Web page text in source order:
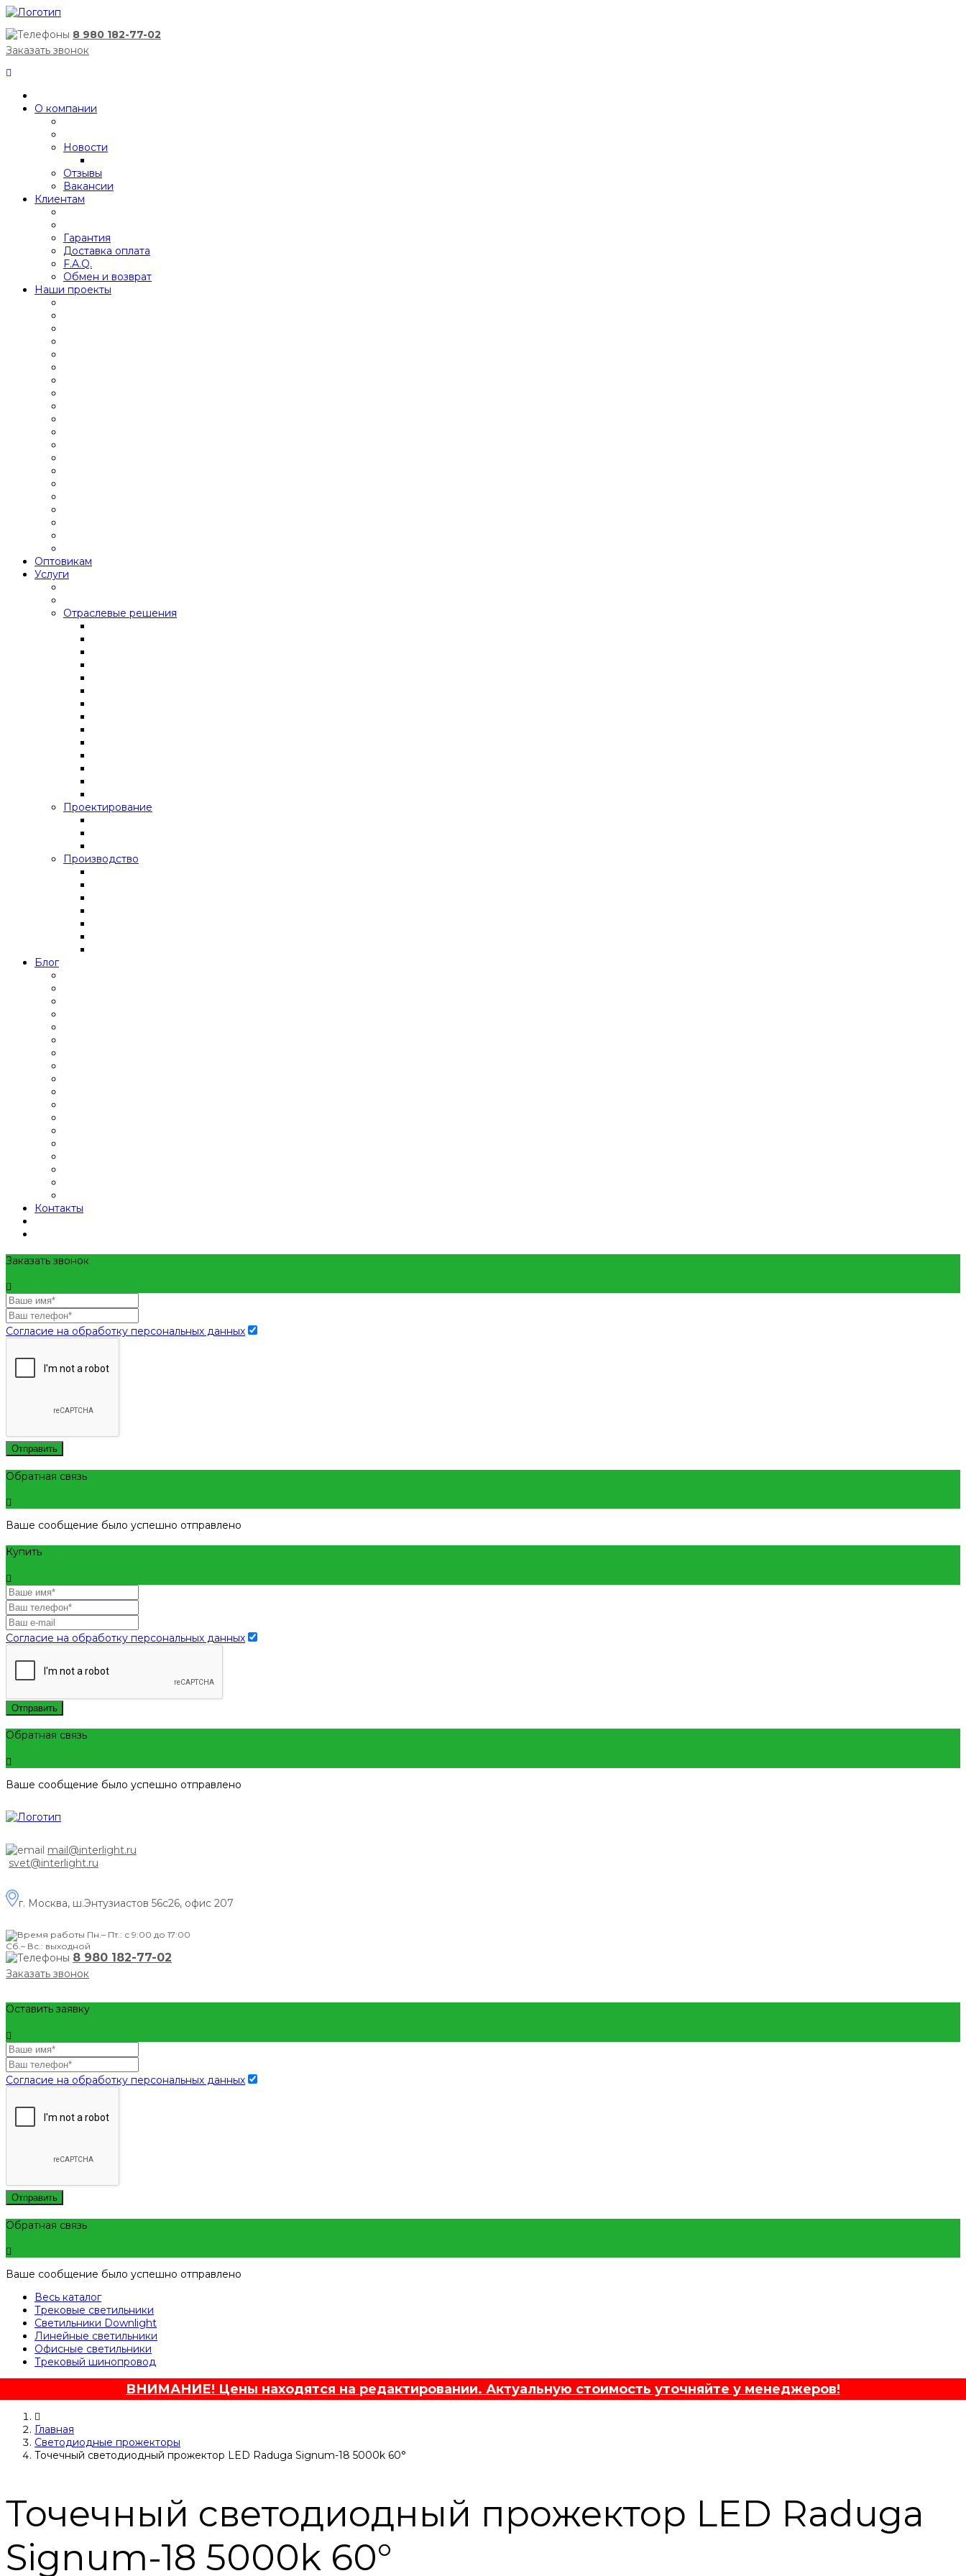
8 980 182-77-02
Заказать звонок
О компании
Новости
Отзывы
Вакансии
Клиентам
Гарантия
Доставка оплата
F.A.Q.
Обмен и возврат
Наши проекты
Оптовикам
Услуги
Отраслевые решения
Проектирование
Производство
Блог
Контакты
Заказать звонок
Согласие на обработку персональных данных
Отправить
Обратная связь
Ваше сообщение было успешно отправлено
Купить
Согласие на обработку персональных данных
Отправить
Обратная связь
Ваше сообщение было успешно отправлено
mail@interlight.ru
svet@interlight.ru
г. Москва, ш.Энтузиастов 56с26, офис 207
Пн.– Пт.: с 9:00 до 17:00
Сб.– Вс.: выходной
8 980 182-77-02
Заказать звонок
Оставить заявку
Согласие на обработку персональных данных
Отправить
Обратная связь
Ваше сообщение было успешно отправлено
Весь каталог
Трековые светильники
Светильники Downlight
Линейные светильники
Офисные светильники
Трековый шинопровод
ВНИМАНИЕ! Цены находятся на редактировании. Актуальную стоимость уточняйте у менеджеров!
Главная
Светодиодные прожекторы
Точечный светодиодный прожектор LED Raduga Signum-18 5000k 60°
Точечный светодиодный прожектор LED Raduga
Signum-18 5000k 60°